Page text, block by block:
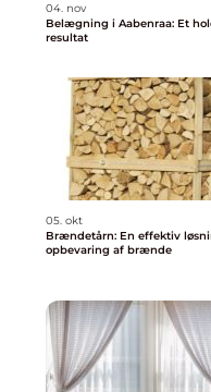
04. nov
Belægning i Aabenraa: Et
resultat
05. okt
Brændetårn: En effektiv
opbevaring af brænde